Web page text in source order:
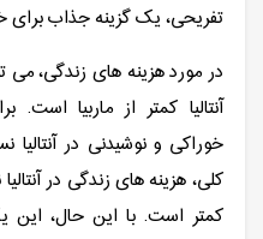
تفریحی، یک گزینه جذاب برای
در مورد هزینه های زندگی،
آنتالیا کمتر از ماربیا
خوراکی و نوشیدنی در
کمتر است. با این حال،